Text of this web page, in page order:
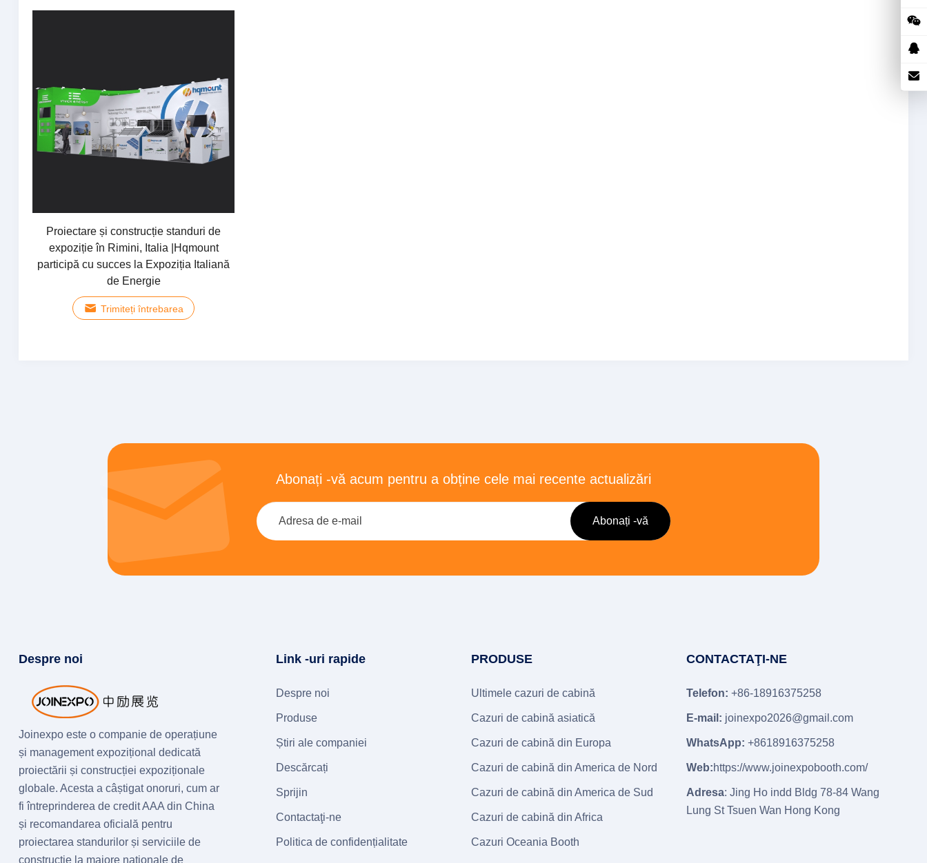
Proiectare și construcție standuri de
expoziție în Rimini, Italia |Hqmount
participă cu succes la Expoziția Italiană
de Energie
Trimiteți întrebarea
Abonați -vă acum pentru a obține cele mai recente actualizări
Despre noi
Joinexpo este o companie de operațiune
și management expozițional dedicată
proiectării și construcției expoziționale
globale. Acesta a câștigat onoruri, cum ar
fi întreprinderea de credit AAA din China
și recomandarea oficială pentru
proiectarea standurilor și serviciile de
construcție la majore naționale de
Link -uri rapide
Despre noi
Produse
Știri ale companiei
Descărcați
Sprijin
Contactaţi-ne
Politica de confidențialitate
PRODUSE
Ultimele cazuri de cabină
Cazuri de cabină asiatică
Cazuri de cabină din Europa
Cazuri de cabină din America de Nord
Cazuri de cabină din America de Sud
Cazuri de cabină din Africa
Cazuri Oceania Booth
CONTACTAŢI-NE
Telefon: +86-18916375258
E-mail: joinexpo2026@gmail.com
WhatsApp: +8618916375258
Web:https://www.joinexpobooth.com/
Adresa: Jing Ho indd Bldg 78-84 Wang
Lung St Tsuen Wan Hong Kong